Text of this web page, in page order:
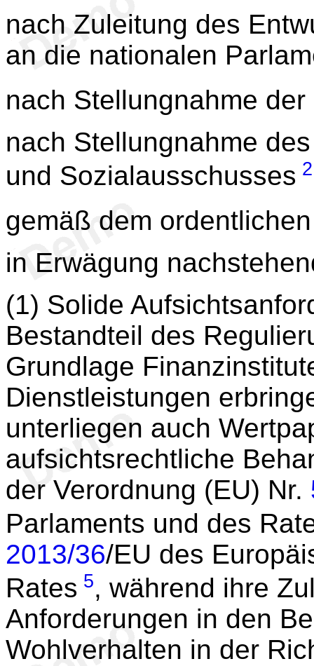
nach Zuleitung des
an die nationalen
nach Stellungnahme
nach Stellungnahme
und Sozialausschusses 2
gemäß dem
in Erwägung
(1) Solide
Bestandteil des
Grundlage
Dienstleistungen
unterliegen auch
aufsichtsrechtliche
der Verordnung (EU) Nr.
Parlaments und des
2013/36/EU des
Rates 5, während ihre
Anforderungen in den
Wohlverhalten in der